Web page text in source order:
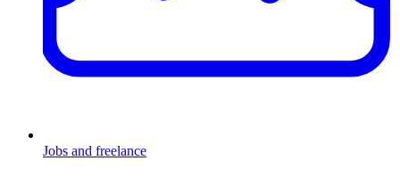
Jobs and freelance